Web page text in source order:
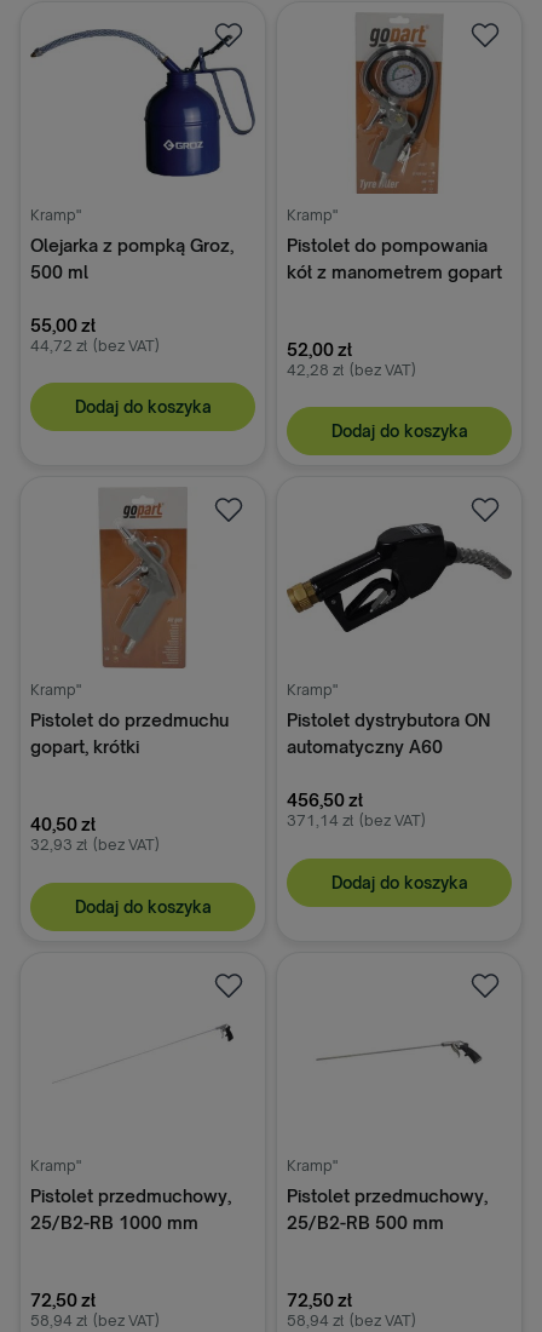
Kramp"
Olejarka z pompką Groz,
500 ml
55,00 zł
44,72 zł (bez VAT)
Dodaj do koszyka
Kramp"
Pistolet do pompowania
kół z manometrem gopart
52,00 zł
42,28 zł (bez VAT)
Dodaj do koszyka
Kramp"
Pistolet do przedmuchu
gopart, krótki
40,50 zł
32,93 zł (bez VAT)
Dodaj do koszyka
Kramp"
Pistolet dystrybutora ON
automatyczny A60
456,50 zł
371,14 zł (bez VAT)
Dodaj do koszyka
Kramp"
Pistolet przedmuchowy,
25/B2-RB 1000 mm
72,50 zł
58,94 zł (bez VAT)
Kramp"
Pistolet przedmuchowy,
25/B2-RB 500 mm
72,50 zł
58,94 zł (bez VAT)